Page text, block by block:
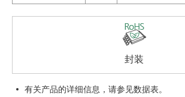
封装
有关产品的详细信息，请参见数据表。